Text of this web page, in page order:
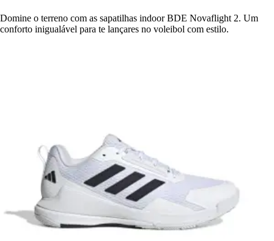
Domine o terreno com as sapatilhas indoor BDE Novaflight 2. Um
conforto inigualável para te lançares no voleibol com estilo.